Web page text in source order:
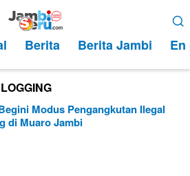
Berita Berita Jambi
Modus Pengangkutan Ilegal
di Muaro Jambi